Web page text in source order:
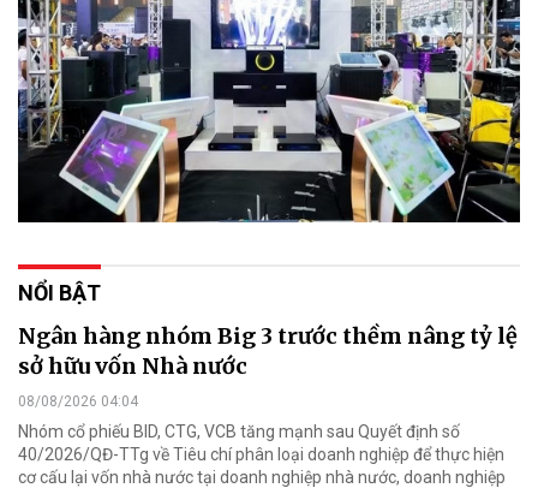
NỔI BẬT
Ngân hàng nhóm Big 3 trước thềm nâng tỷ lệ
sở hữu vốn Nhà nước
08/08/2026 04:04
Nhóm cổ phiếu BID, CTG, VCB tăng mạnh sau Quyết định số
40/2026/QĐ-TTg về Tiêu chí phân loại doanh nghiệp để thực hiện
cơ cấu lại vốn nhà nước tại doanh nghiệp nhà nước, doanh nghiệp